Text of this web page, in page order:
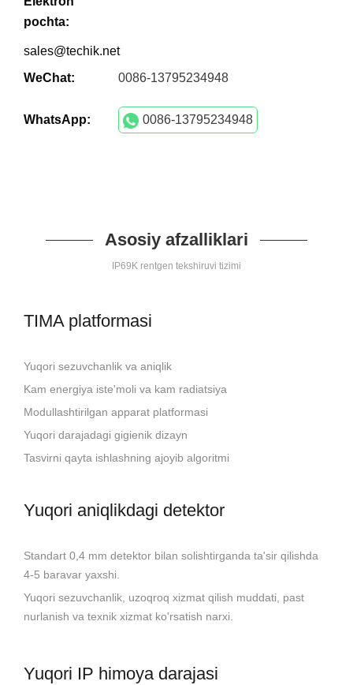
pochta:
sales@techik.net
WeChat:
0086-13795234948
WhatsApp: 0086-13795234948
Asosiy afzalliklari
IP69K rentgen tekshiruvi tizimi
TIMA platformasi
Yuqori sezuvchanlik va aniqlik
Kam energiya iste'moli va kam radiatsiya
Modullashtirilgan apparat platformasi
Yuqori darajadagi gigienik dizayn
Tasvirni qayta ishlashning ajoyib algoritmi
Yuqori aniqlikdagi detektor
Standart 0,4 mm detektor bilan solishtirganda ta'sir qilishda
4-5 baravar yaxshi.
Yuqori sezuvchanlik, uzoqroq xizmat qilish muddati, past
nurlanish va texnik xizmat ko'rsatish narxi.
Yuqori IP himoya darajasi